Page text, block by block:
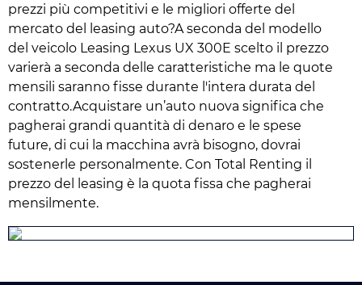
prezzi più competitivi e le migliori offerte del
mercato del leasing auto?A seconda del modello
del veicolo Leasing Lexus UX 300E scelto il prezzo
varierà a seconda delle caratteristiche ma le quote
mensili saranno fisse durante l'intera durata del
contratto.Acquistare un’auto nuova significa che
pagherai grandi quantità di denaro e le spese
future, di cui la macchina avrà bisogno, dovrai
sostenerle personalmente. Con Total Renting il
prezzo del leasing è la quota fissa che pagherai
mensilmente.